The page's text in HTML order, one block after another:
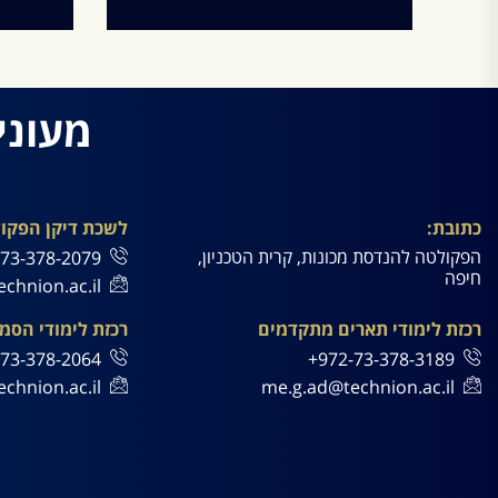
תחום הבקרה עוסק בהכוונת מערכות
כיום
כתובת:
הפקולטה להנדסת מכונות, קרית הטכניון,
חיפה
לשכת דיקן
378-2079+
רכזת לימודי תארים מתקדמים
972-73-378-3189+
me.g.ad@technion.ac.il
רכזת לימודי
378-2064+